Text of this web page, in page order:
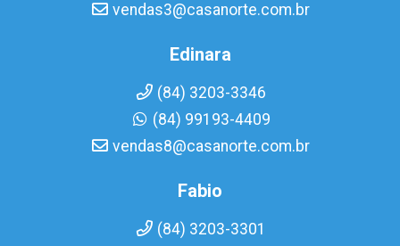
vendas3@casanorte.com.br
Edinara
(84) 3203-3346
(84) 99193-4409
vendas8@casanorte.com.br
Fabio
(84) 3203-3301